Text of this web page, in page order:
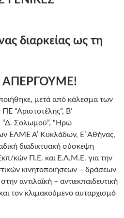
διαρκείας ως τη
ΑΠΕΡΓΟΥΜΕ!
μετά από κάλεσμα των
“Αριστοτέλης”, Β’
“Δ. Σολωμού”, “Ηρώ
ΕΛΜΕ Α’ Κυκλάδων, Ε’ Αθήνας,
διαδικτυακή σύσκεψη
κών Π.Ε. και Ε.Λ.Μ.Ε. για την
κινητοποιήσεων – δράσεων
αντιλαϊκή – αντιεκπαιδευτική
τον κλιμακούμενο αυταρχισμό